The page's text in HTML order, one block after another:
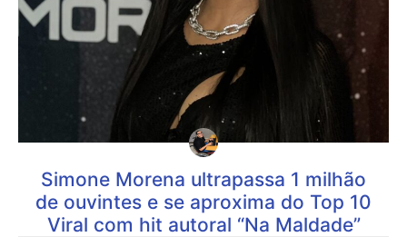
Simone Morena ultrapassa 1 milhão
de ouvintes e se aproxima do Top 10
Viral com hit autoral “Na Maldade”